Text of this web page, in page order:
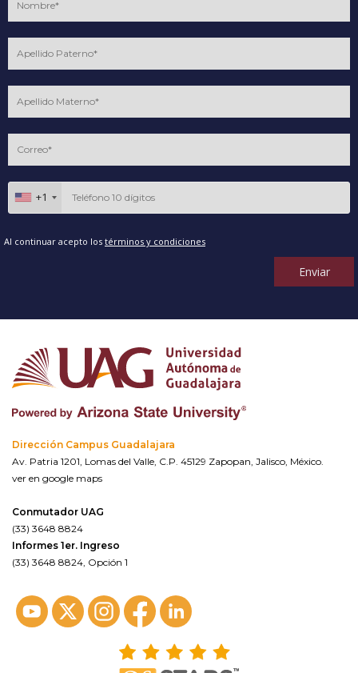
+1
Al continuar acepto los términos y condiciones
Enviar
Dirección Campus Guadalajara
Av. Patria 1201, Lomas del Valle, C.P. 45129 Zapopan, Jalisco, México.
ver en google maps
Conmutador UAG
(33) 3648 8824
Informes 1er. Ingreso
(33) 3648 8824, Opción 1